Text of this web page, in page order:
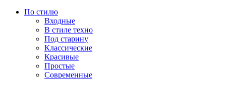
По стилю
Входные
В стиле техно
Под старину
Классические
Красивые
Простые
Современные